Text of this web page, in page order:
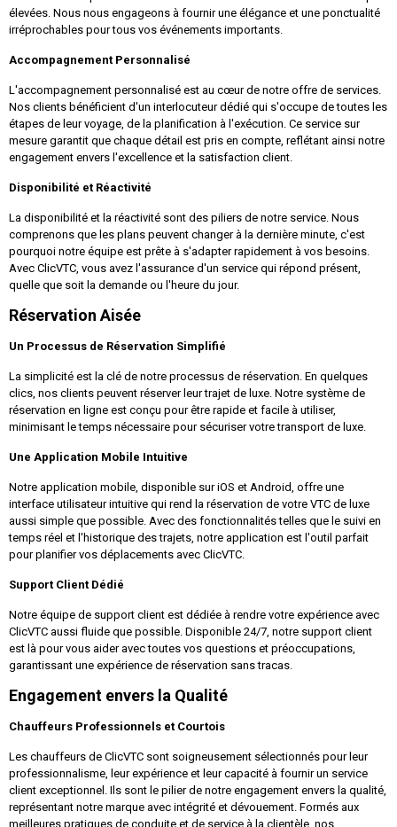
élevées. Nous nous engageons à fournir une élégance et une ponctualité
irréprochables pour tous vos événements importants.
Accompagnement Personnalisé
L'accompagnement personnalisé est au cœur de notre offre de services.
Nos clients bénéficient d'un interlocuteur dédié qui s'occupe de toutes les
étapes de leur voyage, de la planification à l'exécution. Ce service sur
mesure garantit que chaque détail est pris en compte, reflétant ainsi notre
engagement envers l'excellence et la satisfaction client.
Disponibilité et Réactivité
La disponibilité et la réactivité sont des piliers de notre service. Nous
comprenons que les plans peuvent changer à la dernière minute, c'est
pourquoi notre équipe est prête à s'adapter rapidement à vos besoins.
Avec ClicVTC, vous avez l'assurance d'un service qui répond présent,
quelle que soit la demande ou l'heure du jour.
Réservation Aisée
Un Processus de Réservation Simplifié
La simplicité est la clé de notre processus de réservation. En quelques
clics, nos clients peuvent réserver leur trajet de luxe. Notre système de
réservation en ligne est conçu pour être rapide et facile à utiliser,
minimisant le temps nécessaire pour sécuriser votre transport de luxe.
Une Application Mobile Intuitive
Notre application mobile, disponible sur iOS et Android, offre une
interface utilisateur intuitive qui rend la réservation de votre VTC de luxe
aussi simple que possible. Avec des fonctionnalités telles que le suivi en
temps réel et l'historique des trajets, notre application est l'outil parfait
pour planifier vos déplacements avec ClicVTC.
Support Client Dédié
Notre équipe de support client est dédiée à rendre votre expérience avec
ClicVTC aussi fluide que possible. Disponible 24/7, notre support client
est là pour vous aider avec toutes vos questions et préoccupations,
garantissant une expérience de réservation sans tracas.
Engagement envers la Qualité
Chauffeurs Professionnels et Courtois
Les chauffeurs de ClicVTC sont soigneusement sélectionnés pour leur
professionnalisme, leur expérience et leur capacité à fournir un service
client exceptionnel. Ils sont le pilier de notre engagement envers la qualité,
représentant notre marque avec intégrité et dévouement. Formés aux
meilleures pratiques de conduite et de service à la clientèle, nos